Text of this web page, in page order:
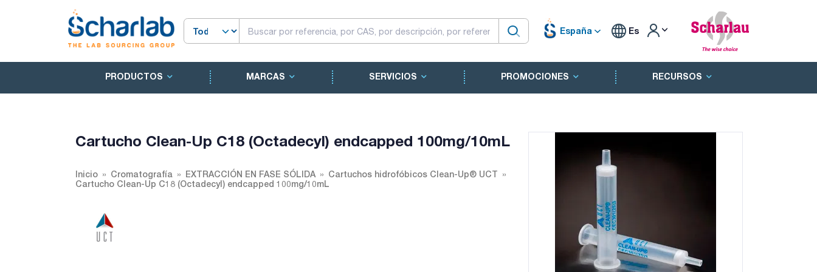
España Es
PRODUCTOS MARCAS SERVICIOS PROMOCIONES RECURSOS
Cartucho Clean-Up C18 (Octadecyl) endcapped 100mg/10mL
Inicio Cromatografía EXTRACCIÓN EN FASE SÓLIDA
Cartuchos hidrofóbicos Clean-Up® UCT
Cartucho Clean-Up C18 (Octadecyl) endcapped 100mg/10mL